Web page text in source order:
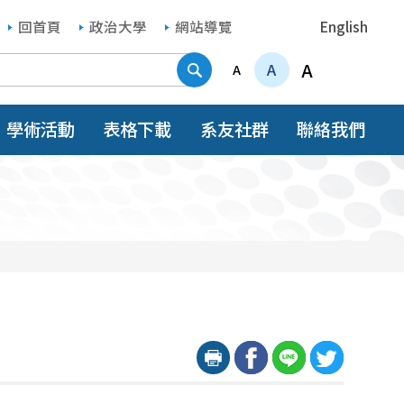
回首頁 政治大學 網站導覽 English
搜尋A A A
學術活動 表格下載 系友社群 聯絡我們